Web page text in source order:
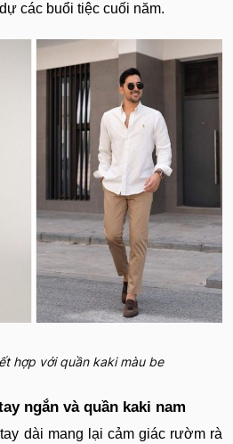
các buổi tiệc cuối năm.
hợp với quần kaki màu be
ngắn và quần kaki nam
dài mang lại cảm giác rườm rà